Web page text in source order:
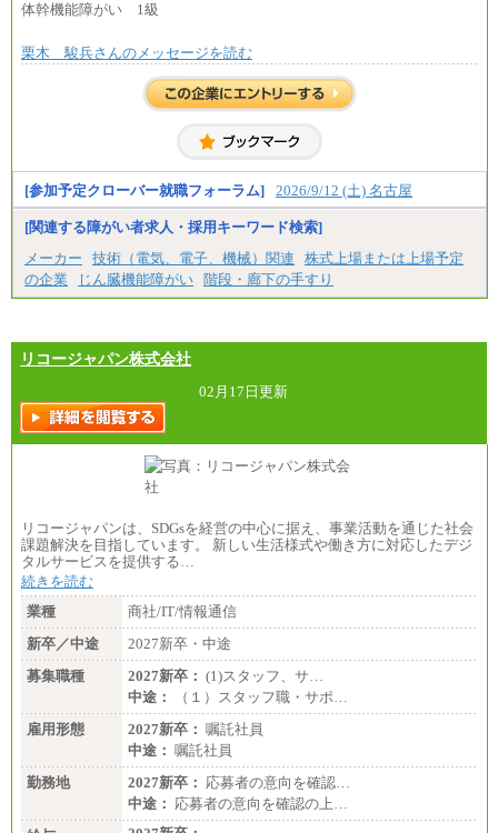
体幹機能障がい 1級
栗木 駿兵さんのメッセージを読む
[参加予定クローバー就職フォーラム] 2026/9/12 (土) 名古屋
[関連する障がい者求人・採用キーワード検索]
メーカー
技術（電気、電子、機械）関連
株式上場または上場予定
の企業
じん臓機能障がい 階段・廊下の手すり
リコージャパン株式会社
02月17日更新
リコージャパンは、SDGsを経営の中心に据え、事業活動を通じた社会
課題解決を目指しています。 新しい生活様式や働き方に対応したデジ
タルサービスを提供する…
続きを読む
業種
商社/IT/情報通信
新卒／中途
2027新卒・中途
募集職種
2027新卒： (1)スタッフ、サ…
中途：
（１）スタッフ職・サポ…
雇用形態
2027新卒： 嘱託社員
中途： 嘱託社員
勤務地
2027新卒： 応募者の意向を確認…
中途： 応募者の意向を確認の上…